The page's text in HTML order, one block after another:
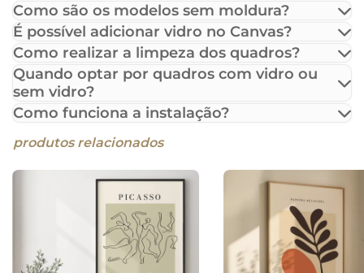
Como são os modelos sem moldura?
É possível adicionar vidro no Canvas?
Como realizar a limpeza dos quadros?
Quando optar por quadros com vidro ou
sem vidro?
Como funciona a instalação?
produtos relacionados